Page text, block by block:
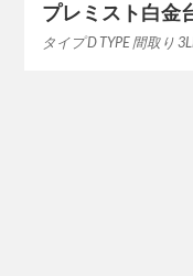
プレミスト白
タイプ D TYPE 間取り